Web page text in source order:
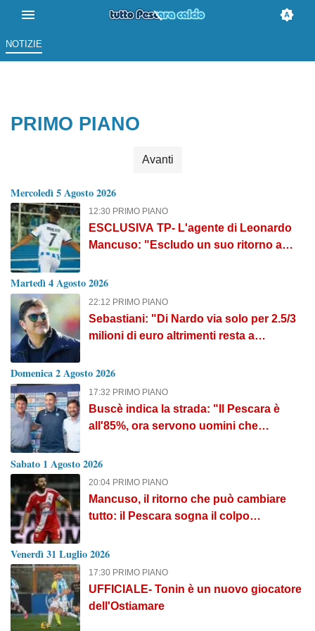
NOTIZIE
PRIMO PIANO
Avanti
Mercoledì 5 Agosto 2026
12:30 PRIMO PIANO
ESCLUSIVA TP- L'agente di Leonardo
Mancuso: "Escludo un suo ritorno a
Martedì 4 Agosto 2026
22:12 PRIMO PIANO
Sebastiani: "Di Nardo via solo per 2.5/3
milioni di euro altrimenti resta a
Domenica 2 Agosto 2026
17:32 PRIMO PIANO
Buscè indica la strada: "Il Pescara è
all'85%, ora servono uomini che
Sabato 1 Agosto 2026
20:04 PRIMO PIANO
Mancuso, il ritorno che può cambiare
tutto: il Pescara sogna il colpo
Venerdì 31 Luglio 2026
17:30 PRIMO PIANO
UFFICIALE- Tonin è un nuovo giocatore
dell'Ostiamare